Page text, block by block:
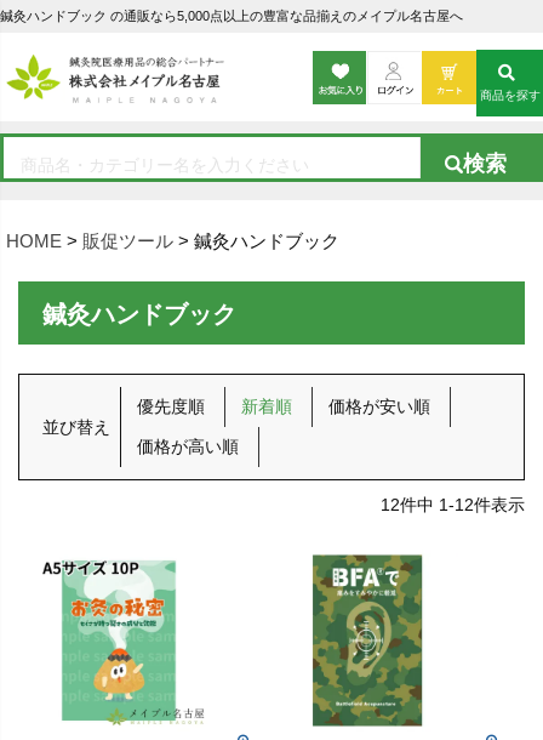
鍼灸ハンドブック の通販なら5,000点以上の豊富な品揃えのメイプル名古屋へ
HOME 販促ツール 鍼灸ハンドブック
商品を探す
鍼灸ハンドブック
並び替え
優先度順 新着順 価格が安い順
価格が高い順
12件中 1-12件表示